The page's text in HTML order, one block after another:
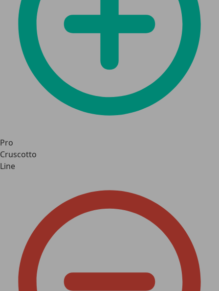
Pro
Cruscotto
Line